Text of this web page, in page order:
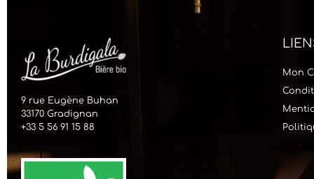
9 rue Eugène Buhan
33170 Gradignan
+33 5 56 91 15 88
Mon